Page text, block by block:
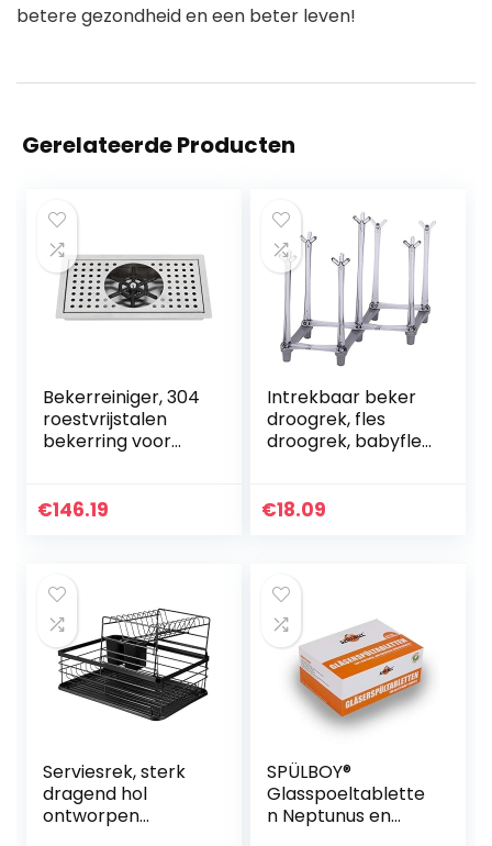
betere gezondheid en een beter leven!
Gerelateerde Producten
Bekerreiniger, 304
roestvrijstalen
bekerring voor
€146.19
Intrekbaar beker
droogrek, fles
droogrek, babyfles
thuis
€18.09
Serviesrek, sterk
dragend hol
ontworpen
SPÜLBOY®
Glasspoeltablette
n Neptunus en